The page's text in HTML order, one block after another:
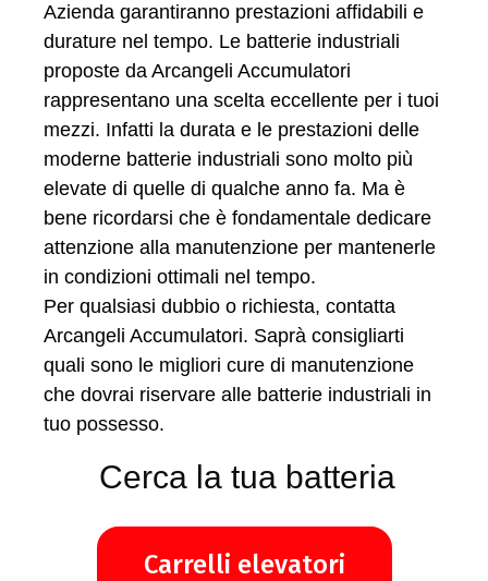
Azienda garantiranno prestazioni affidabili e
durature nel tempo. Le batterie industriali
proposte da Arcangeli Accumulatori
rappresentano una scelta eccellente per i tuoi
mezzi. Infatti la durata e le prestazioni delle
moderne batterie industriali sono molto più
elevate di quelle di qualche anno fa. Ma è
bene ricordarsi che è fondamentale dedicare
attenzione alla manutenzione per mantenerle
in condizioni ottimali nel tempo.
Per qualsiasi dubbio o richiesta, contatta
Arcangeli Accumulatori. Saprà consigliarti
quali sono le migliori cure di manutenzione
che dovrai riservare alle batterie industriali in
tuo possesso.
Cerca la tua batteria
Carrelli elevatori